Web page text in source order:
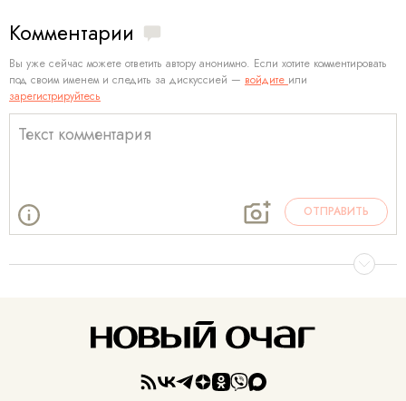
Комментарии
Вы уже сейчас можете ответить автору анонимно. Если хотите комментировать
под своим именем и следить за дискуссией — войдите или
зарегистрируйтесь
ОТПРАВИТЬ